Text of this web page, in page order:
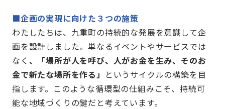
■企画の実現に向けた３つの施策
わたしたちは、九重町の持続的な発展を意識して企
画を設計しました。単なるイベントやサービスでは
なく 、「場所が人を呼び、人がお金を生み、そのお
金で新たな場所を作る」 というサイクルの構築を目
指します。このような循環型の仕組みこそ、持続可
能な地域づくりの鍵だと考えています。